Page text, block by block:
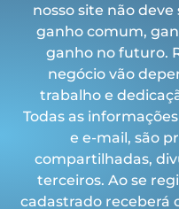
nosso site não
ganho comum,
ganho no futuro.
negócio vão
trabalho e
Todas as
e e-mail, são
compartilhadas,
terceiros. Ao se
cadastrado receberá